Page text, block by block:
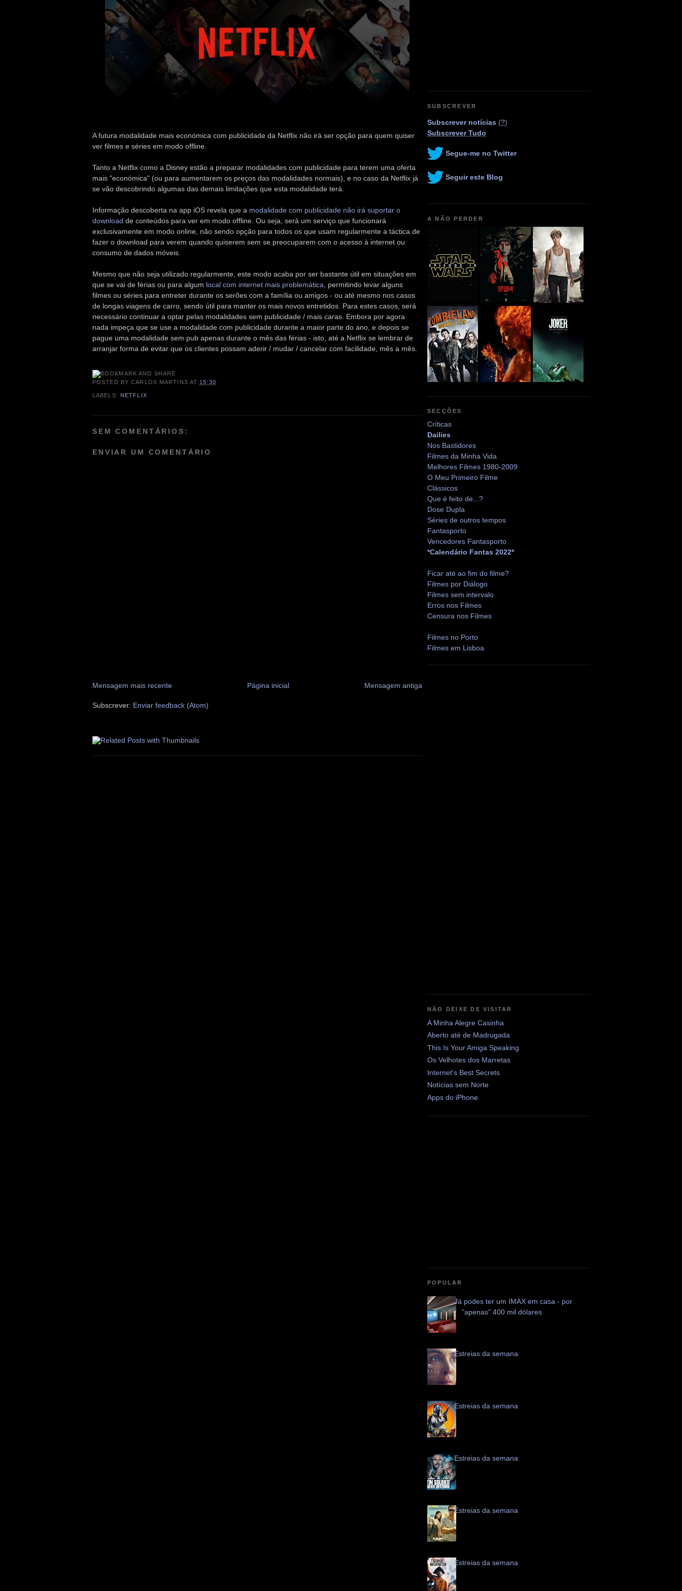
A futura modalidade mais económica com publicidade da Netflix não irá ser opção para quem quiser
ver filmes e séries em modo offline.
Tanto a Netflix como a Disney estão a preparar modalidades com publicidade para terem uma oferta
mais "económica" (ou para aumentarem os preços das modalidades normais), e no caso da Netflix já
se vão descobrindo algumas das demais limitações que esta modalidade terá.
Informação descoberta na app iOS revela que a modalidade com publicidade não irá suportar o
download de conteúdos para ver em modo offline. Ou seja, será um serviço que funcionará
exclusivamente em modo online, não sendo opção para todos os que usam regularmente a táctica de
fazer o download para verem quando quiserem sem se preocuparem com o acesso à internet ou
consumo de dados móveis.
Mesmo que não seja utilizado regularmente, este modo acaba por ser bastante útil em situações em
que se vai de férias ou para algum local com internet mais problemática , permitindo levar alguns
filmes ou séries para entreter durante os serões com a família ou amigos - ou até mesmo nos casos
de longas viagens de carro, sendo útil para manter os mais novos entretidos. Para estes casos, será
necessário continuar a optar pelas modalidades sem publicidade / mais caras. Embora por agora
nada impeça que se use a modalidade com publicidade durante a maior parte do ano, e depois se
pague uma modalidade sem pub apenas durante o mês das férias - isto, até a Netflix se lembrar de
arranjar forma de evitar que os clientes possam aderir / mudar / cancelar com facilidade, mês a mês.
POSTED BYCARLOS MARTINS AT 15:30
LABELS: NETFLIX
SEM COMENTÁRIOS:
ENVIAR UM COMENTÁRIO
Mensagem mais recente Mensagem antiga
Página inicial
Subscrever: Enviar feedback (Atom)
SUBSCREVER
Subscrever notícias (?)
Subscrever Tudo
Segue-me no Twitter
Seguir este Blog
A NÃO PERDER
SECÇÕES
Críticas
Dailies
Nos Bastidores
Filmes da Minha Vida
Melhores Filmes 1980-2009
O Meu Primeiro Filme
Clássicos
Que é feito de...?
Dose Dupla
Séries de outros tempos
Fantasporto
Vencedores Fantasporto
*Calendário Fantas 2022*
Ficar até ao fim do filme?
Filmes por Diálogo
Filmes sem intervalo
Erros nos Filmes
Censura nos Filmes
Filmes no Porto
Filmes em Lisboa
NÃO DEIXE DE VISITAR
A Minha Alegre Casinha
Aberto até de Madrugada
This Is Your Amiga Speaking
Os Velhotes dos Marretas
Internet's Best Secrets
Notícias sem Norte
Apps do iPhone
POPULAR
Já podes ter um IMAX em casa - por
"apenas" 400 mil dólares
Estreias da semana
Estreias da semana
Estreias da semana
Estreias da semana
Estreias da semana